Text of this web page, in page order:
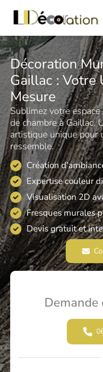
Décoration
Gaillac : Votre
Mesure
Sublimez votre
de chambre à Gaillac.
artistique unique pour
ressemble.
Création
Expertise couleur
Visualisation 2D
Fresques murales
Devis gratuit et
Demande